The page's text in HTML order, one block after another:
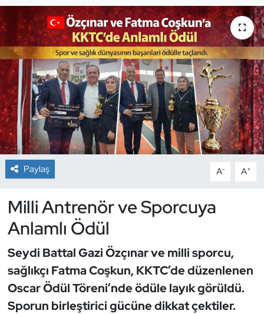
Paylaş A- A+
Milli Antrenör ve Sporcuya
Anlamlı Ödül
Seydi Battal Gazi Özçınar ve milli sporcu,
sağlıkçı Fatma Coşkun, KKTC’de düzenlenen
Oscar Ödül Töreni’nde ödüle layık görüldü.
Sporun birleştirici gücüne dikkat çektiler.
Buz Pateni
Çim Hokeyi
Cimnastik
Curling
Dağcılık
Dans Sporları
Dövüş Sanatı
E-Spor
Eskrim
Futbol